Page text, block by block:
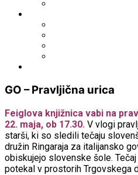
GO – Pravljična urica
Feiglova knjižnica vabi na
22. maja, ob 17.30. V vlogi
starši, ki so sledili tečaju
družin Ringaraja za italijansko
obiskujejo slovenske šole.
potekal v prostorih Trgovskega